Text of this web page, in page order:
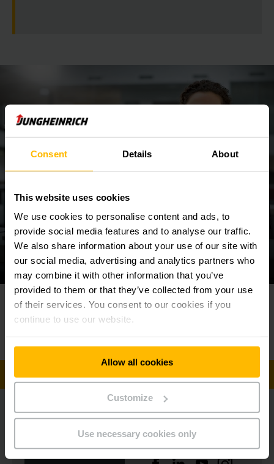
Consent Details About
This website uses cookies
We use cookies to personalise content and ads, to
provide social media features and to analyse our traffic.
We also share information about your use of our site with
our social media, advertising and analytics partners who
may combine it with other information that you’ve
provided to them or that they’ve collected from your use
of their services. You consent to our cookies if you
continue to use our website.
Allow all cookies
Customize
Use necessary cookies only
Llámenos o Contáctenos
Haciendo clic en el botón amarillo
Teléfono
CONTACTAR
Boletín de noticias Redes sociales